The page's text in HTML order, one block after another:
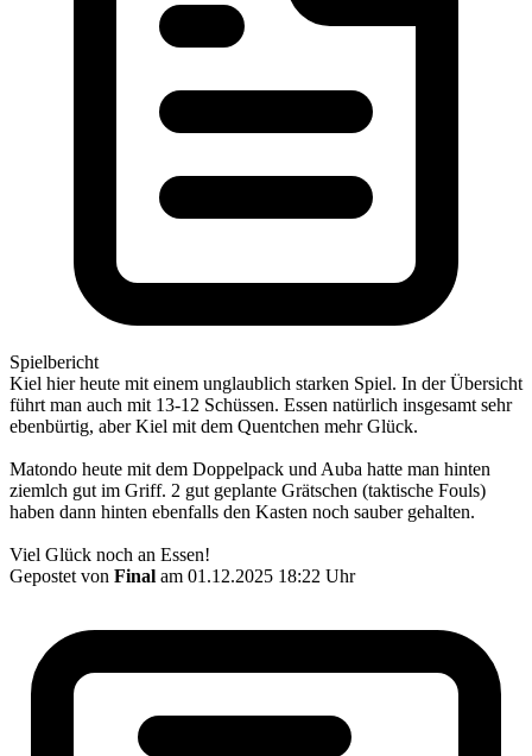
Spielbericht
Kiel hier heute mit einem unglaublich starken Spiel. In der Übersicht
führt man auch mit 13-12 Schüssen. Essen natürlich insgesamt sehr
ebenbürtig, aber Kiel mit dem Quentchen mehr Glück.
Matondo heute mit dem Doppelpack und Auba hatte man hinten
ziemlch gut im Griff. 2 gut geplante Grätschen (taktische Fouls)
haben dann hinten ebenfalls den Kasten noch sauber gehalten.
Viel Glück noch an Essen!
Gepostet von Final am 01.12.2025 18:22 Uhr